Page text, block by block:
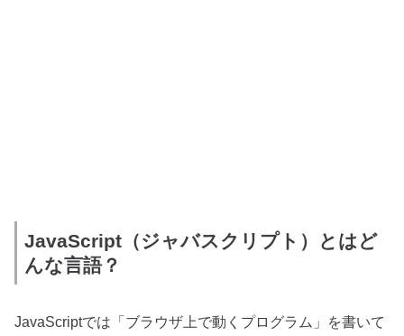
JavaScript（ジャバスクリプト）とはど
んな言語？
JavaScriptでは「ブラウザ上で動くプログラム」を書いて